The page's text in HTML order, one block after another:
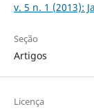
v. 5 n. 1 (2013):
Seção
Artigos
Licença